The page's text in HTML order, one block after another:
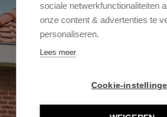
sociale netwerkfunctionaliteiten
onze content & advertenties te
personaliseren.
Lees meer
Cookie-